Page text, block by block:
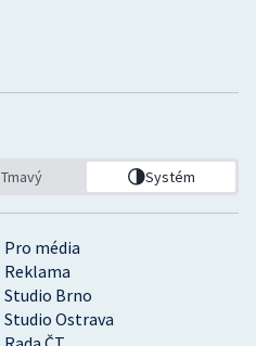
Pro média
Reklama
Studio Brno
Studio Ostrava
Tmavý Systém